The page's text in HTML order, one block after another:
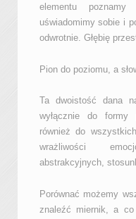
elementu
uświadomimy sobie i
odwrotnie. Głębię
Pion do poziomu, a
Ta dwoistość dana
wyłącznie do formy
również do
wrażliwości
abstrakcyjnych,
Porównać możemy
znaleźć miernik, a